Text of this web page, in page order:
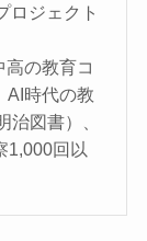
ロジェクト
の教育コ
AI時代の教
図書）、
1,000回以